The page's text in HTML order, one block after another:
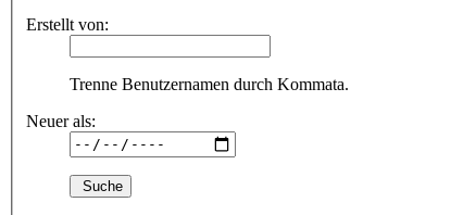
Erstellt von:
Trenne Benutzernamen durch Kommata.
Neuer als: